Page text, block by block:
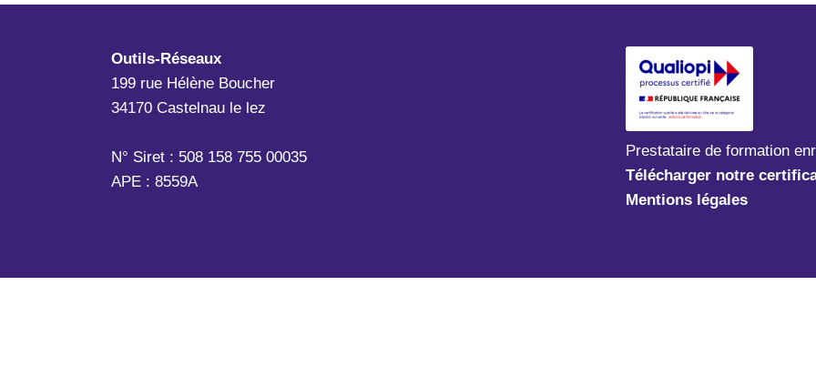
Outils-Réseaux
199 rue Hélène Boucher
34170 Castelnau le lez
N° Siret : 508 158 755 00035
APE : 8559A
Prestataire de formation
Télécharger notre
Mentions légales